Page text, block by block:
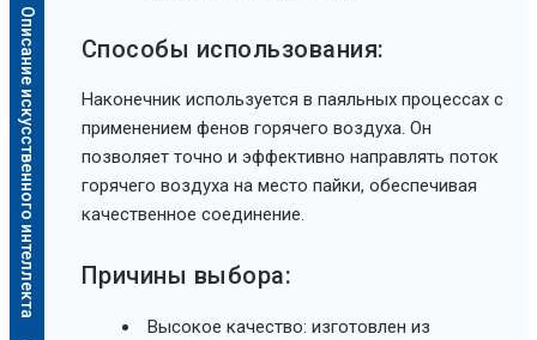
Описание искусственного интеллекта
Способы использования:
Наконечник используется в паяльных процессах с
применением фенов горячего воздуха. Он
позволяет точно и эффективно направлять поток
горячего воздуха на место пайки, обеспечивая
качественное соединение.
Причины выбора:
Высокое качество: изготовлен из